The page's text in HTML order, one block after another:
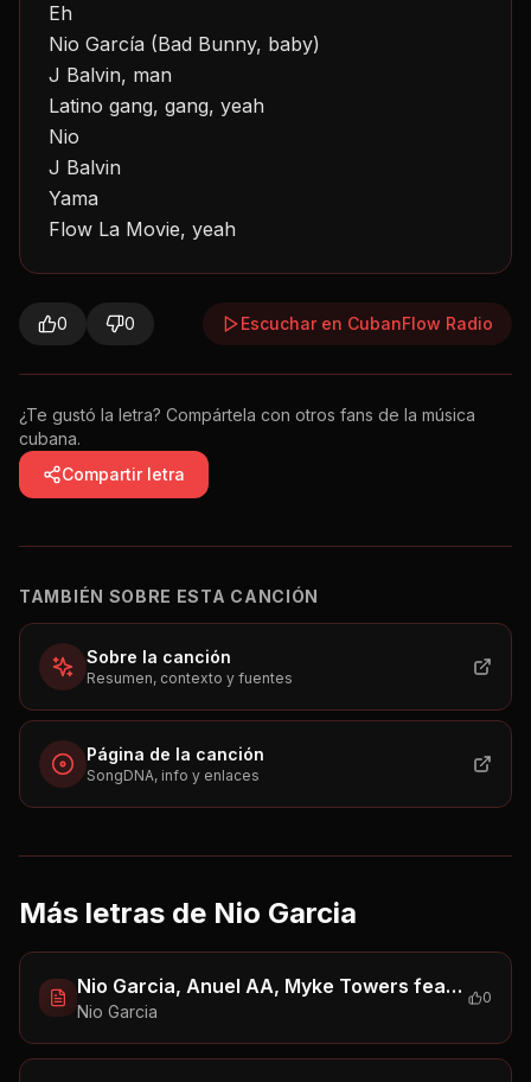
Eh
Nio García (Bad Bunny, baby)
J Balvin, man
Latino gang, gang, yeah
Nio
J Balvin
Yama
Flow La Movie, yeah
0 0 Escuchar en CubanFlow Radio
¿Te gustó la letra? Compártela con otros fans de la música
cubana.
Compartir letra
TAMBIÉN SOBRE ESTA CANCIÓN
Sobre la canción
Resumen, contexto y fuentes
Página de la canción
SongDNA, info y enlaces
Más letras de Nio Garcia
Nio Garcia, Anuel AA, Myke Towers feat. Brray, Juanka - La Jeepeta (Remix) (Remix)
Nio Garcia
0